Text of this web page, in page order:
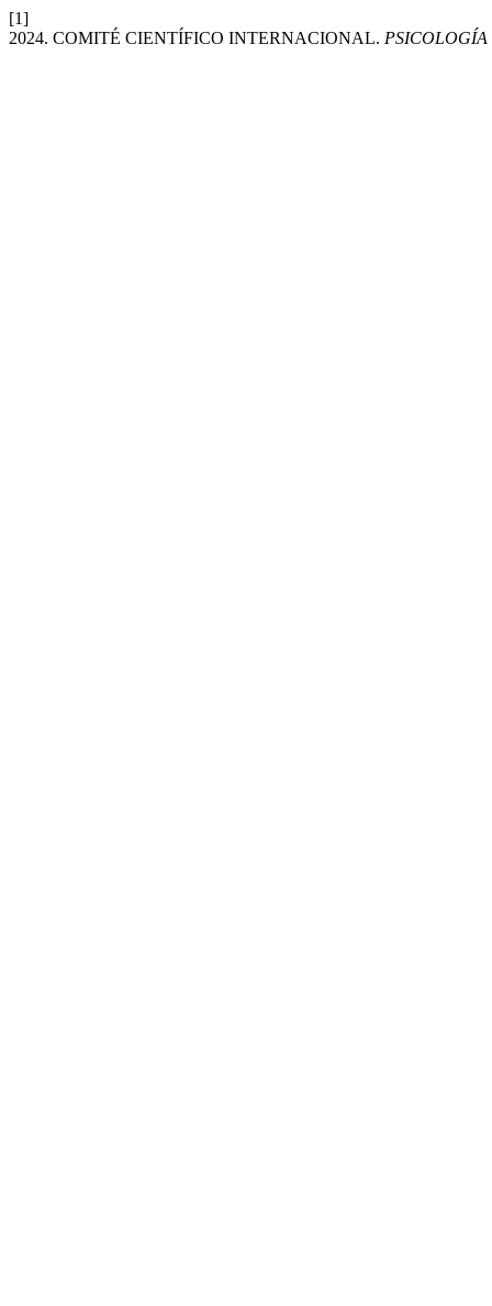
[1]
2024. COMITÉ CIENTÍFICO INTERNACIONAL.